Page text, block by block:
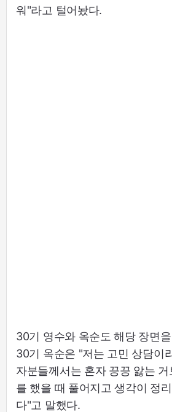
워"라고 털어놨다.
30기 영수와 옥순도 해당 장면
30기 옥순은 "저는 고민 상담이
자분들께서는 혼자 끙끙 앓는
를 했을 때 풀어지고 생각이 정
다"고 말했다.